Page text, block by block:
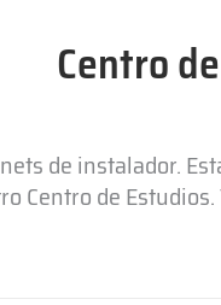
Centro
de instalador.
Centro de Estudios.